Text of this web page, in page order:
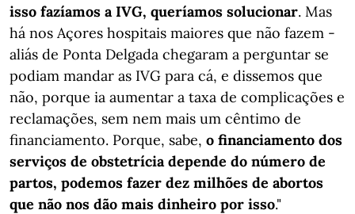
isso fazíamos a IVG, queríamos solucionar. Mas
há nos Açores hospitais maiores que não fazem -
aliás de Ponta Delgada chegaram a perguntar se
podiam mandar as IVG para cá, e dissemos que
não, porque ia aumentar a taxa de complicações e
reclamações, sem nem mais um cêntimo de
financiamento. Porque, sabe, o financiamento dos
serviços de obstetrícia depende do número de
partos, podemos fazer dez milhões de abortos
que não nos dão mais dinheiro por isso."